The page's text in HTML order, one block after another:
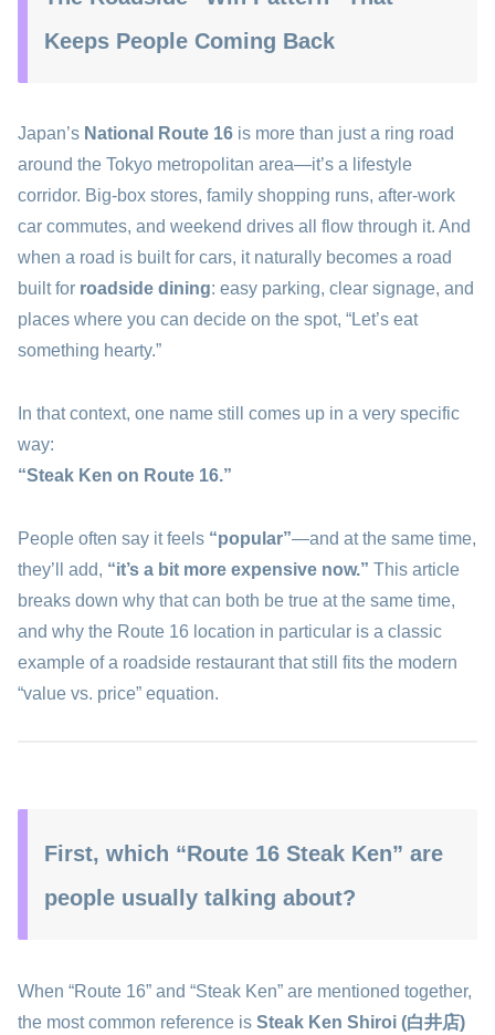
Keeps People Coming Back
Japan’s National Route 16 is more than just a ring road
around the Tokyo metropolitan area—it’s a lifestyle
corridor. Big-box stores, family shopping runs, after-work
car commutes, and weekend drives all flow through it. And
when a road is built for cars, it naturally becomes a road
built for roadside dining: easy parking, clear signage, and
places where you can decide on the spot, “Let’s eat
something hearty.”
In that context, one name still comes up in a very specific
way:
“Steak Ken on Route 16.”
People often say it feels “popular”—and at the same time,
they’ll add, “it’s a bit more expensive now.” This article
breaks down why that can both be true at the same time,
and why the Route 16 location in particular is a classic
example of a roadside restaurant that still fits the modern
“value vs. price” equation.
First, which “Route 16 Steak Ken” are
people usually talking about?
When “Route 16” and “Steak Ken” are mentioned together,
the most common reference is Steak Ken Shiroi (白井店)